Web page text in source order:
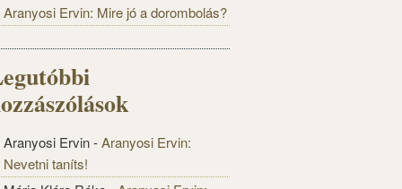
Aranyosi Ervin: Mire jó a dorombolás?
Aranyosi Ervin-Aranyosi Ervin:
Nevetni taníts!